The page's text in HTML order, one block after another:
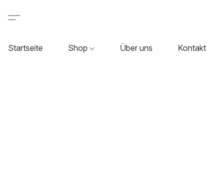
Startseite Shop Über uns Kontakt